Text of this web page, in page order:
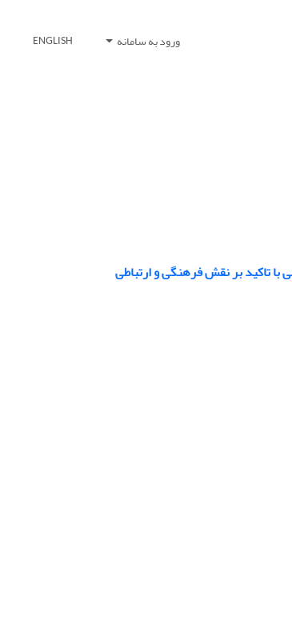
ورود به سامانه ENGLISH
تاکید بر نقش فرهنگی و ارتباطی